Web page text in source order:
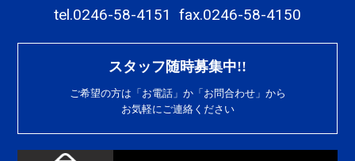
tel.0246-58-4151 fax.0246-58-4150
スタッフ随時募集中!!
ご希望の方は「お電話」か「お問合わせ」から
お気軽にご連絡ください